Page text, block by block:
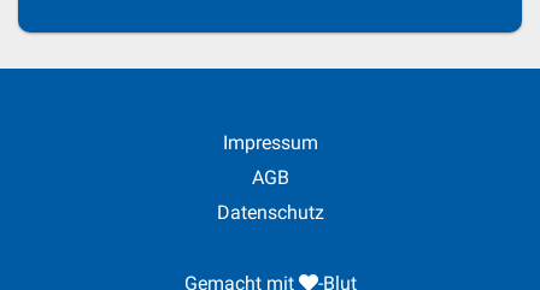
Impressum
AGB
Datenschutz
Gemacht mit -Blut